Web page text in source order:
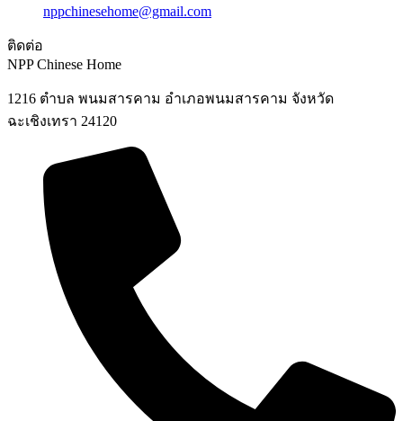
nppchinesehome@gmail.com
ติดต่อ
NPP Chinese Home
1216 ตำบล พนมสารคาม อำเภอพนมสารคาม จังหวัด
ฉะเชิงเทรา 24120